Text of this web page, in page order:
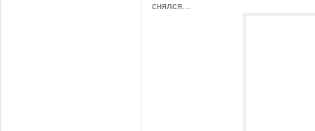
снялся...